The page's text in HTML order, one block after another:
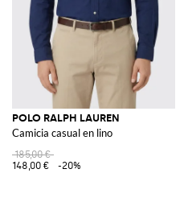
POLO RALPH LAUREN
Camicia casual en lino
185,00 €
148,00 €
-20%